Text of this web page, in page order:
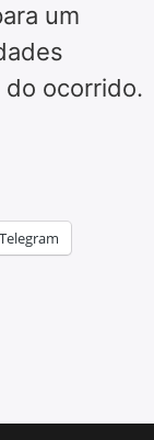
um
ocorrido.
Telegram